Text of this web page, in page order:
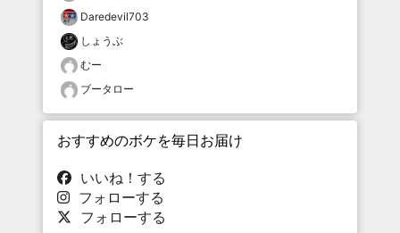
Daredevil703
しょうぶ
むー
ブータロー
おすすめのボケを毎日お届け
いいね！する
フォローする
フォローする